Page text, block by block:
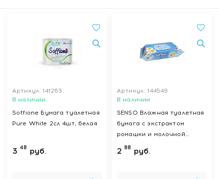
Артикул: 141263
В наличии
Soffione Бумага туалетная
Pure White 2сл 4шт, белая
3 48 руб.
Артикул: 144549
В наличии
SENSO Влажная туалетная
бумага с экстрактом
ромашки и молочной
кислотой 100 шт
2 88 руб.